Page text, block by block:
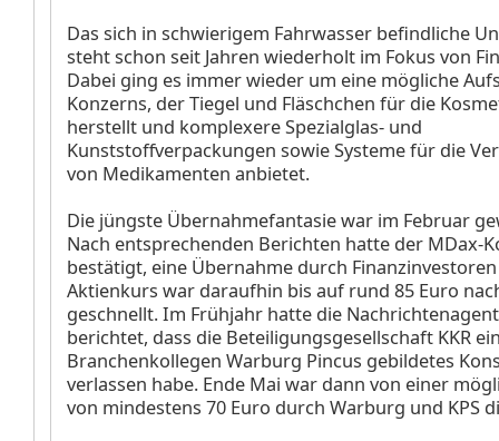
Das sich in schwierigem Fahrwasser befindliche
steht schon seit Jahren wiederholt im Fokus von
Dabei ging es immer wieder um eine mögliche
Konzerns, der Tiegel und Fläschchen für die
herstellt und komplexere Spezialglas- und
Kunststoffverpackungen sowie Systeme für die
von Medikamenten anbietet.
Die jüngste Übernahmefantasie war im Februar
Nach entsprechenden Berichten hatte der MDax-
bestätigt, eine Übernahme durch
Aktienkurs war daraufhin bis auf rund 85 Euro
geschnellt. Im Frühjahr hatte die
berichtet, dass die Beteiligungsgesellschaft KKR
Branchenkollegen Warburg Pincus gebildetes
verlassen habe. Ende Mai war dann von einer
von mindestens 70 Euro durch Warburg und KPS